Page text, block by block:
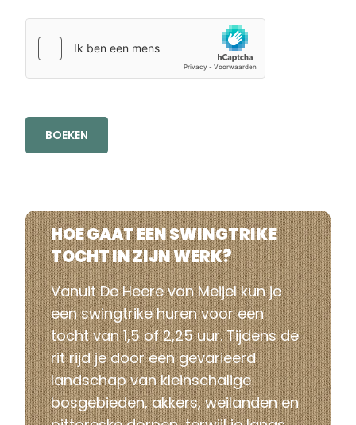
BOEKEN
HOE GAAT EEN SWINGTRIKE
TOCHT IN ZIJN WERK?
VanuitDe Heere van Meijelkun je
een swingtrike huren voor een
tocht van 1,5 of 2,25 uur. Tijdens de
rit rijd je door een gevarieerd
landschap van kleinschalige
bosgebieden, akkers, weilanden en